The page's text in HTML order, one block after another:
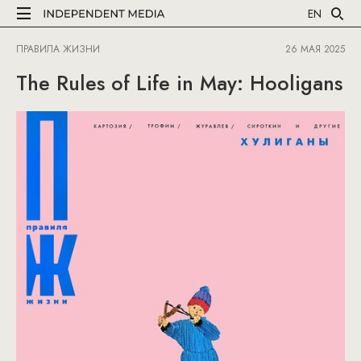
EN
ПРАВИЛА ЖИЗНИ 26 МАЯ 2025
The Rules of Life in May: Hooligans